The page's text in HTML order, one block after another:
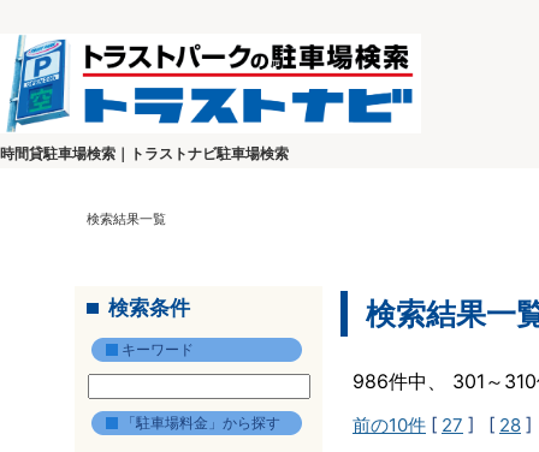
時間貸駐車場検索｜トラストナビ駐車場検索
検索結果一覧
検索条件
キーワード
「駐車場料金」から探す
検索結果一
986件中、 301～
前の10件 [ 27 ] [ 28